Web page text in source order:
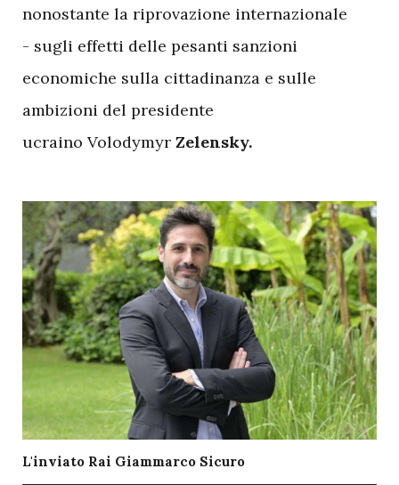
nonostante la riprovazione internazionale
- sugli effetti delle pesanti sanzioni
economiche sulla cittadinanza e sulle
ambizioni del presidente
ucraino Volodymyr Zelensky.
L'inviato Rai Giammarco Sicuro